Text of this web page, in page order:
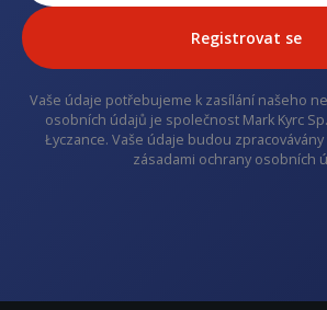
Registrovat se
Vaše údaje potřebujeme k zasílání našeho
osobních údajů je společnost Mark Kyrc
Łyczance. Vaše údaje budou
zásadami ochrany osobních